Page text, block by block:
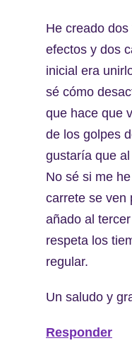
He creado
efectos y dos
inicial era
sé cómo
que hace que
de los golpes
gustaría que
No sé si me
carrete se ven
añado al
respeta los
regular.
Un saludo y
Responder